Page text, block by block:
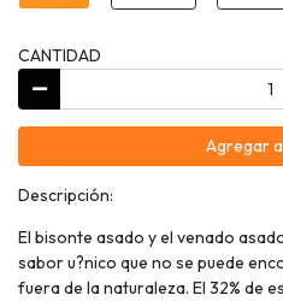
CANTIDAD
Agregar
Descripción:
El bisonte asado y el venado
sabor u?nico que no se puede
fuera de la naturaleza. El 32% de